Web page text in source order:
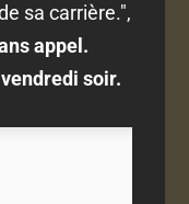
sa carrière.",
appel.
soir.